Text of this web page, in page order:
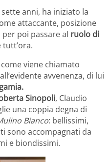
sette anni, ha iniziato la
attaccante, posizione
poi passare al ruolo di
come viene chiamato
avvenenza, di lui
Sinopoli, Claudio
una coppia degna di
Bianco: bellissimi,
sono accompagnati da
e biondissimi.